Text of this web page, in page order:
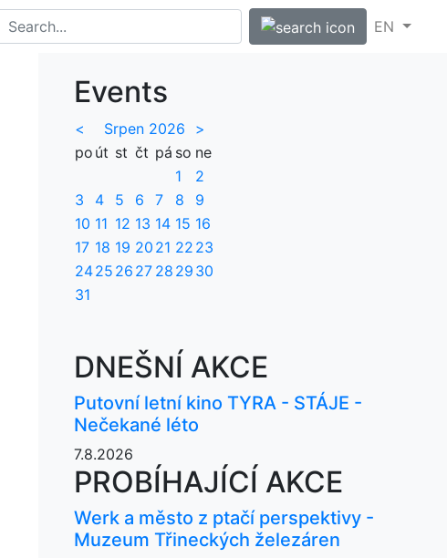
EN
Events
< Srpen 2026
>
po út st čt pá so ne
1
2
3
4 5 6 7 8
9
10 11 12 13 14 15 16
17 18 19 20 21 22 23
2425 26 27 28 29 30
31
DNEŠNÍ AKCE
Putovní letní kino TYRA - STÁJE -
Nečekané léto
7.8.2026
PROBÍHAJÍCÍ AKCE
Werk a město z ptačí perspektivy -
Muzeum Třineckých železáren